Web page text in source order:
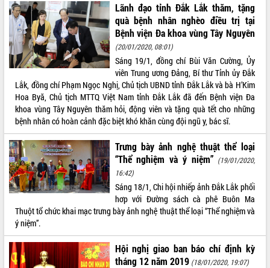
VIDEO
Lãnh đạo tỉnh Đắk Lắk thăm, tặng
quà bệnh nhân nghèo điều trị tại
Bệnh viện Đa khoa vùng Tây Nguyên
(20/01/2020, 08:01)
Sáng 19/1, đồng chí Bùi Văn Cường, Ủy
viên Trung ương Đảng, Bí thư Tỉnh ủy Đắk
Lắk, đồng chí Phạm Ngọc Nghị, Chủ tịch UBND tỉnh Đắk Lắk và bà H’Kim
Hoa Byă, Chủ tịch MTTQ Việt Nam tỉnh Đắk Lắk đã đến Bệnh viện Đa
khoa vùng Tây Nguyên thăm hỏi, động viên và tặng quà tết cho những
bệnh nhân có hoàn cảnh đặc biệt khó khăn cùng đội ngũ y, bác sĩ.
Trưng bày ảnh nghệ thuật thể loại
“Thể nghiệm và ý niệm” (19/01/2020,
16:42)
Sáng 18/1, Chi hội nhiếp ảnh Đắk Lắk phối
hơp với Đường sách cà phê Buôn Ma
Thuột tổ chức khai mạc trưng bày ảnh nghệ thuật thể loại “Thể nghiệm và
ý niệm”.
Hội nghị giao ban báo chí định kỳ
tháng 12 năm 2019 (18/01/2020, 19:07)